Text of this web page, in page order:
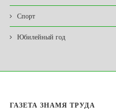
Спорт
Юбилейный год
ГАЗЕТА ЗНАМЯ ТРУДА